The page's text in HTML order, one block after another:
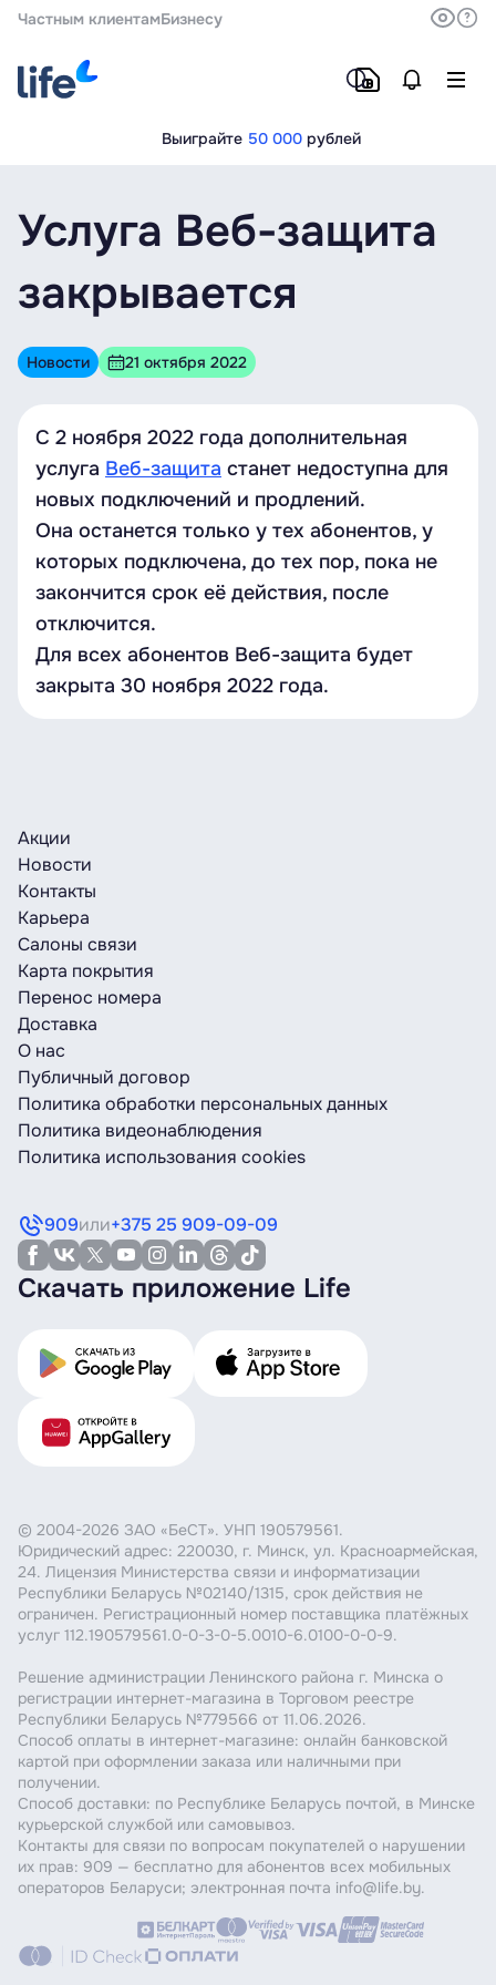
Частным клиентамБизнесу
Выиграйте 50 000 рублей
Услуга Веб-защита
закрывается
Новости 21 октября 2022
С 2 ноября 2022 года дополнительная
услуга Веб-защита станет недоступна для
новых подключений и продлений.
Она останется только у тех абонентов, у
которых подключена, до тех пор, пока не
закончится срок её действия, после
отключится.
Для всех абонентов Веб-защита будет
закрыта 30 ноября 2022 года.
Акции
Новости
Контакты
Карьера
Салоны связи
Карта покрытия
Перенос номера
Доставка
О нас
Публичный договор
Политика обработки персональных данных
Политика видеонаблюдения
Политика использования cookies
909или+375 25 909-09-09
Скачать приложение Life
© 2004-2026 ЗАО «БеСТ». УНП 190579561.
Юридический адрес: 220030, г. Минск, ул. Красноармейская,
24. Лицензия Министерства связи и информатизации
Республики Беларусь №02140/1315, срок действия не
ограничен. Регистрационный номер поставщика платёжных
услуг 112.190579561.0-0-3-0-5.0010-6.0100-0-0-9.
Решение администрации Ленинского района г. Минска о
регистрации интернет-магазина в Торговом реестре
Республики Беларусь №779566 от 11.06.2026.
Способ оплаты в интернет-магазине: онлайн банковской
картой при оформлении заказа или наличными при
получении.
Способ доставки: по Республике Беларусь почтой, в Минске
курьерской службой или самовывоз.
Контакты для связи по вопросам покупателей о нарушении
их прав: 909 — бесплатно для абонентов всех мобильных
операторов Беларуси; электронная почта info@life.by.